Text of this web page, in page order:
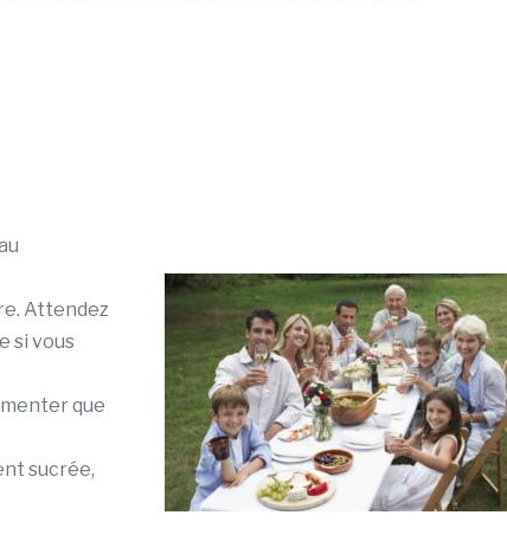
Attendez
si vous
que
sucrée,